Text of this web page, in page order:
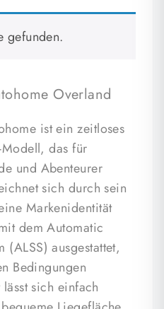
gefunden.
Overland
ist ein zeitloses
das für
und Abenteurer
sich durch sein
Markenidentität
dem Automatic
(ALSS) ausgestattet,
Bedingungen
sich einfach